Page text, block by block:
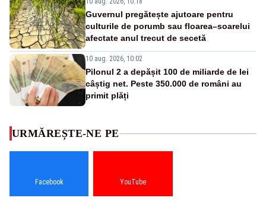
Guvernul pregătește ajutoare pentru
culturile de porumb sau floarea–soarelui
afectate anul trecut de secetă
10 aug. 2026, 10:02
Pilonul 2 a depășit 100 de miliarde de lei
câștig net. Peste 350.000 de români au
primit plăți
URMĂREȘTE-NE PE
Facebook YouTube